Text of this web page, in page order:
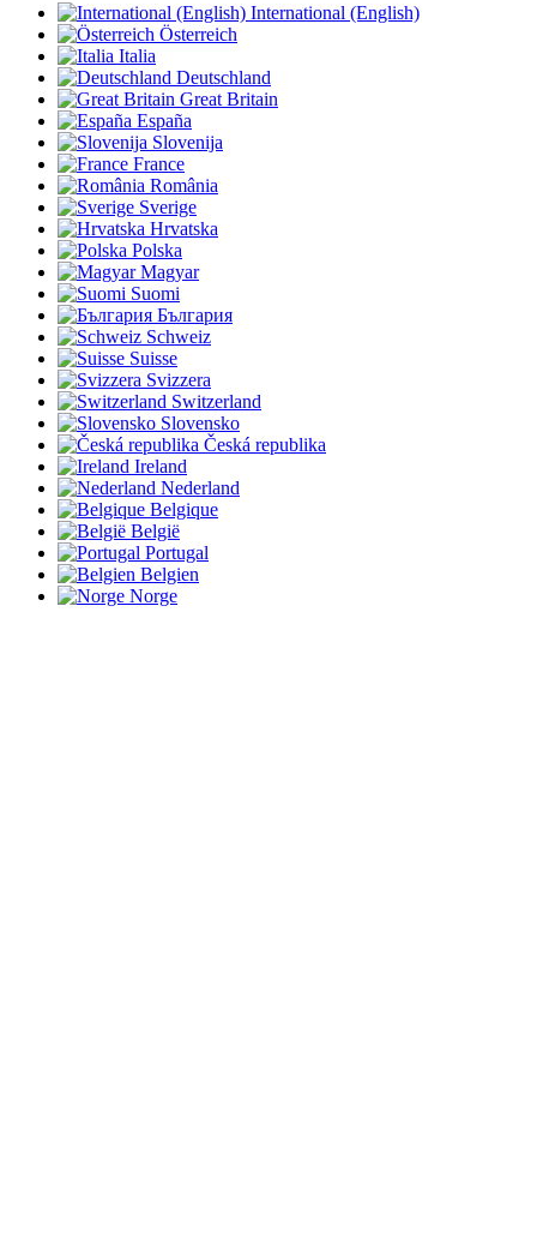
International (English)
Österreich
Italia
Deutschland
Great Britain
España
Slovenija
France
România
Sverige
Hrvatska
Polska
Magyar
Suomi
България
Schweiz
Suisse
Svizzera
Switzerland
Slovensko
Česká republika
Ireland
Nederland
Belgique
België
Portugal
Belgien
Norge